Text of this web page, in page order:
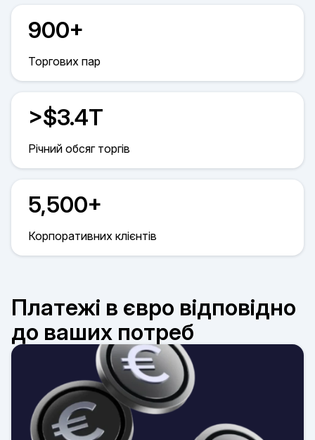
900+
Торгових пар
>$3.4T
Річний обсяг торгів
5,500+
Корпоративних клієнтів
Платежі в євро відповідно
до ваших потреб